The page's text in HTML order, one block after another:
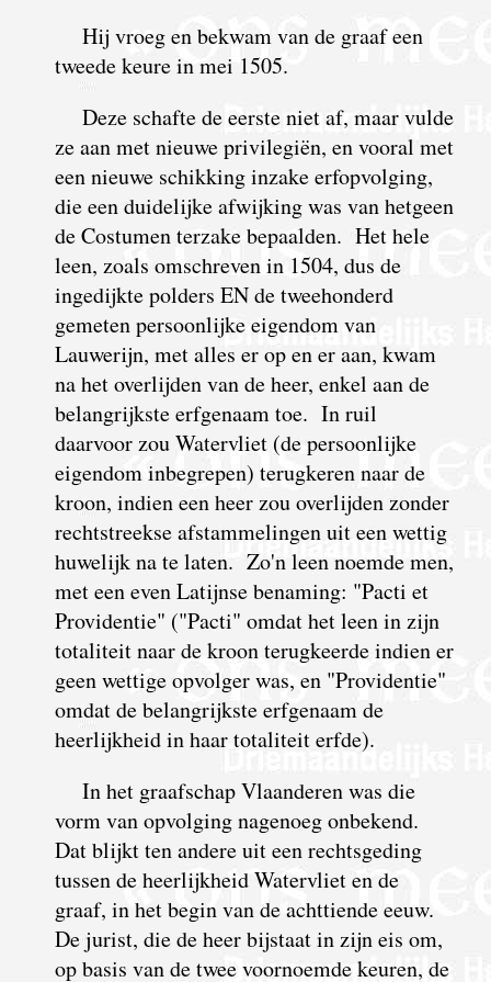
Hij vroeg en bekwam van de graaf een
tweede keure in mei 1505.
Deze schafte de eerste niet af, maar vulde
ze aan met nieuwe privilegiën, en vooral met
een nieuwe schikking inzake erfopvolging,
die een duidelijke afwijking was van hetgeen
de Costumen terzake bepaalden. Het hele
leen, zoals omschreven in 1504, dus de
ingedijkte polders EN de tweehonderd
gemeten persoonlijke eigendom van
Lauwerijn, met alles er op en er aan, kwam
na het overlijden van de heer, enkel aan de
belangrijkste erfgenaam toe. In ruil
daarvoor zou Watervliet (de persoonlijke
eigendom inbegrepen) terugkeren naar de
kroon, indien een heer zou overlijden zonder
rechtstreekse afstammelingen uit een wettig
huwelijk na te laten. Zo'n leen noemdemen,
met een even Latijnse benaming: "Pacti et
Providentie" ("Pacti" omdat het leen in zijn
totaliteit naar de kroon terugkeerde indien er
geen wettige opvolger was, en "Providentie"
omdat de belangrijkste erfgenaam de
heerlijkheid in haar totaliteit erfde).
In het graafschap Vlaanderen was die
vorm van opvolging nagenoeg onbekend.
Dat blijkt ten andere uit een rechtsgeding
tussen de heerlijkheid Watervliet en de
graaf, in het begin van de achttiende eeuw.
De jurist, die de heer bijstaat in zijn eis om,
op basis van de twee voornoemde keuren, de